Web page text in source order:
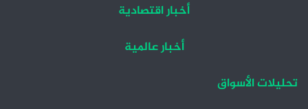
أخبار اقتصادية
أخبار عالمية
تحليلات الأسواق